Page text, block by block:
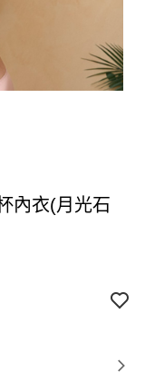
內衣(月光石